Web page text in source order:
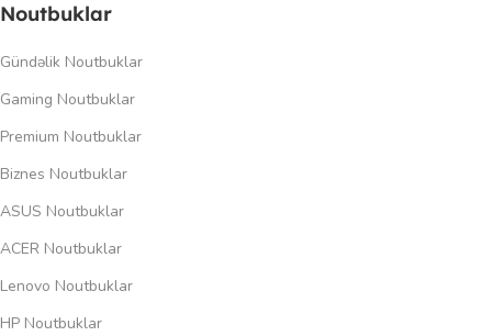
Noutbuklar
Gündəlik Noutbuklar
Gaming Noutbuklar
Premium Noutbuklar
Biznes Noutbuklar
ASUS Noutbuklar
ACER Noutbuklar
Lenovo Noutbuklar
HP Noutbuklar